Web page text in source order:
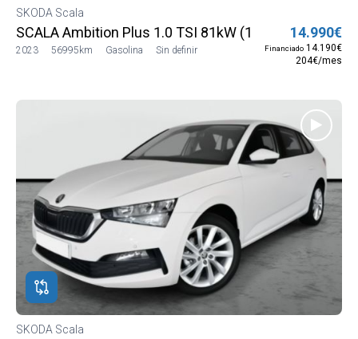
SKODA Scala
SCALA Ambition Plus 1.0 TSI 81kW (110 CV)
2023 56995km Gasolina Sin definir
14.990€
Financiado 14.190€
204€/mes
SKODA Scala